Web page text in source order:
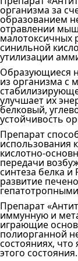
организма за
образованием
отравлении
малотоксичных
синильной
утилизации
Образующиеся
из организма с
улучшает их
белковый,
устойчивость
Препарат
использования
передачи
синтеза белка
развитие
Препарат
иммунную и
играющие
полиорганной
состояниях,
этого состояния.